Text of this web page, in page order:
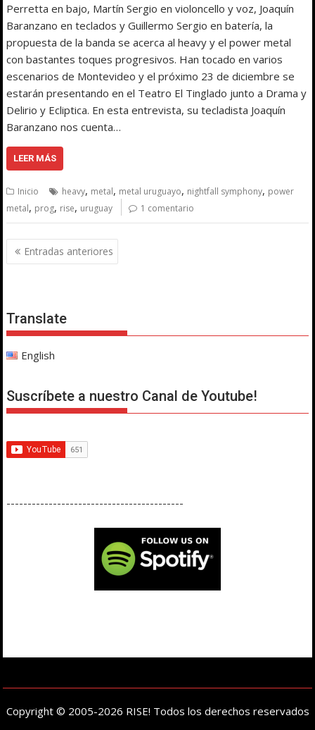
Perretta en bajo, Martín Sergio en violoncello y voz, Joaquín
Baranzano en teclados y Guillermo Sergio en batería, la
propuesta de la banda se acerca al heavy y el power metal
con bastantes toques progresivos. Han tocado en varios
escenarios de Montevideo y el próximo 23 de diciembre se
estarán presentando en el Teatro El Tinglado junto a Drama y
Delirio y Ecliptica. En esta entrevista, su tecladista Joaquín
Baranzano nos cuenta…
LEER MÁS
Inicio heavy, metal, metal uruguayo, nightfall symphony, power
metal, prog, rise, uruguay 1 comentario
Navegación
de
Entradas anteriores
Translate
English
Suscríbete a nuestro Canal de Youtube!
------------------------------------------
Copyright © 2005-2026 RISE! Todos los derechos reservados